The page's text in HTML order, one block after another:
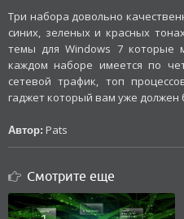
Три набора довольно
синих, зеленых и красных
темы для Windows 7 которые
каждом наборе имеется по
сетевой трафик, топ
гаджет который вам уже должен
Автор: Pats
Смотрите еще